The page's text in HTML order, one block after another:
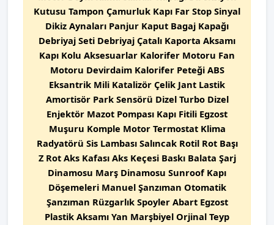
Kutusu Tampon Çamurluk Kapı Far Stop Sinyal
Dikiz Aynaları Panjur Kaput Bagaj Kapağı
Debriyaj Seti Debriyaj Çatalı Kaporta Aksamı
Kapı Kolu Aksesuarlar Kalorifer Motoru Fan
Motoru Devirdaim Kalorifer Peteği ABS
Eksantrik Mili Katalizör Çelik Jant Lastik
Amortisör Park Sensörü Dizel Turbo Dizel
Enjektör Mazot Pompası Kapı Fitili Egzost
Muşuru Komple Motor Termostat Klima
Radyatörü Sis Lambası Salıncak Rotil Rot Başı
Z Rot Aks Kafası Aks Keçesi Baskı Balata Şarj
Dinamosu Marş Dinamosu Sunroof Kapı
Döşemeleri Manuel Şanzıman Otomatik
Şanzıman Rüzgarlık Spoyler Abart Egzost
Plastik Aksamı Yan Marşbiyel Orjinal Teyp